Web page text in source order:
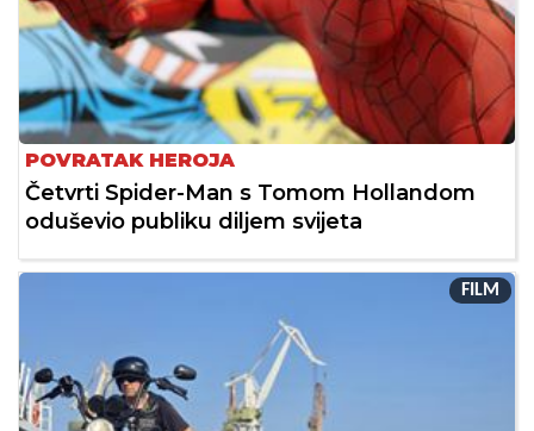
POVRATAK HEROJA
Četvrti Spider-Man s Tomom Hollandom
oduševio publiku diljem svijeta
FILM